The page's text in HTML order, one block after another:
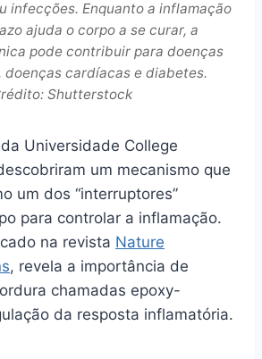
infecções. Enquanto a inflamação
ajuda o corpo a se curar, a
pode contribuir para doenças
cardíacas e diabetes.
Shutterstock
Universidade College
um mecanismo que
um dos “interruptores”
para controlar a inflamação.
na revista Nature
, revela a importância de
chamadas epoxy-
da resposta inflamatória.